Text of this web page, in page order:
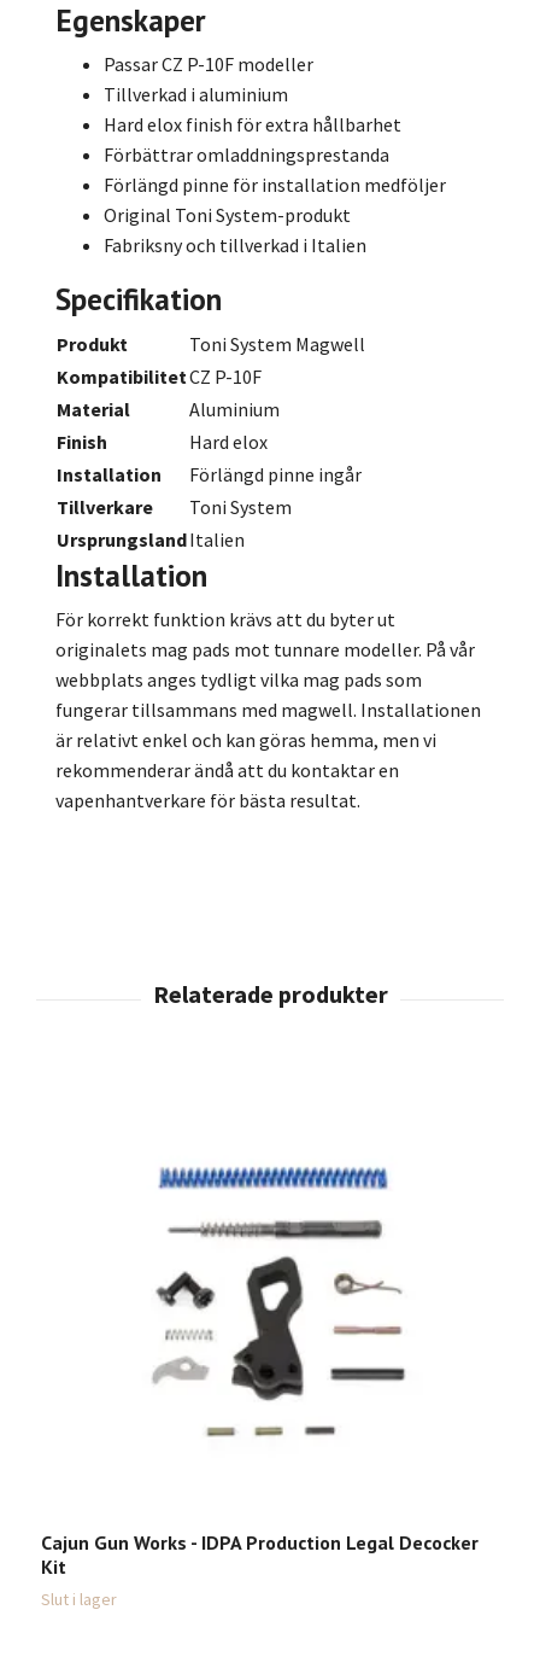
Egenskaper
Passar CZ P-10F modeller
Tillverkad i aluminium
Hard elox finish för extra hållbarhet
Förbättrar omladdningsprestanda
Förlängd pinne för installation medföljer
Original Toni System-produkt
Fabriksny och tillverkad i Italien
Specifikation
Produkt
Toni System Magwell
KompatibilitetCZ P-10F
Material
Aluminium
Finish
Hard elox
Installation
Förlängd pinne ingår
Tillverkare
Toni System
UrsprungslandItalien
Installation
För korrekt funktion krävs att du byter ut
originalets mag pads mot tunnare modeller. På vår
webbplats anges tydligt vilka mag pads som
fungerar tillsammans med magwell. Installationen
är relativt enkel och kan göras hemma, men vi
rekommenderar ändå att du kontaktar en
vapenhantverkare för bästa resultat.
Cajun Gun Works - IDPA Production Legal Decocker
Kit
Slut i lager